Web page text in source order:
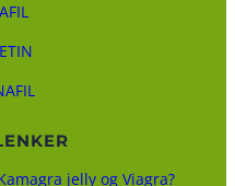
jelly og Viagra?